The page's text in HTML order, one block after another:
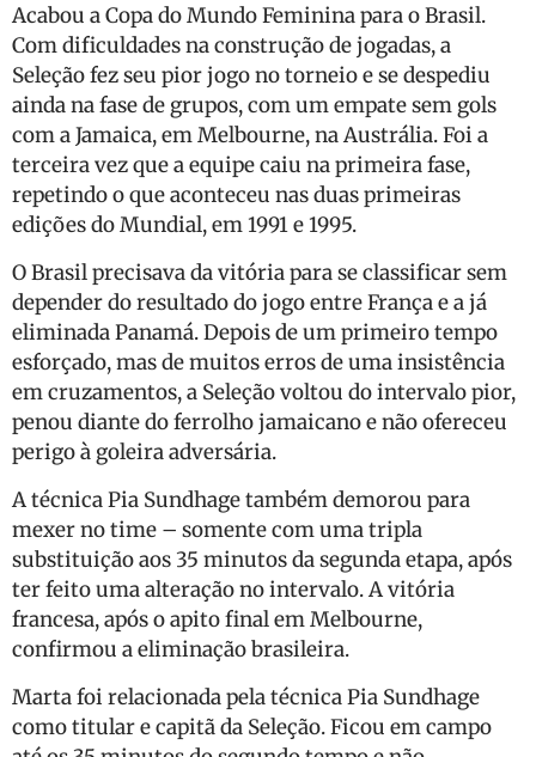
Acabou a Copa do Mundo Feminina para o Brasil.
Com dificuldades na construção de jogadas, a
Seleção fez seu pior jogo no torneio e se despediu
ainda na fase de grupos, com um empate sem gols
com a Jamaica, em Melbourne, na Austrália. Foi a
terceira vez que a equipe caiu na primeira fase,
repetindo o que aconteceu nas duas primeiras
edições do Mundial, em 1991 e 1995.
O Brasil precisava da vitória para se classificar sem
depender do resultado do jogo entre França e a já
eliminada Panamá. Depois de um primeiro tempo
esforçado, mas de muitos erros de uma insistência
em cruzamentos, a Seleção voltou do intervalo pior,
penou diante do ferrolho jamaicano e não ofereceu
perigo à goleira adversária.
A técnica Pia Sundhage também demorou para
mexer no time – somente com uma tripla
substituição aos 35 minutos da segunda etapa, após
ter feito uma alteração no intervalo. A vitória
francesa, após o apito final em Melbourne,
confirmou a eliminação brasileira.
Marta foi relacionada pela técnica Pia Sundhage
como titular e capitã da Seleção. Ficou em campo